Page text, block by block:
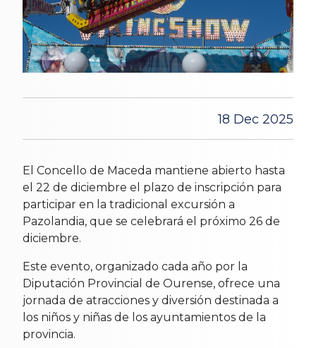
18 Dec 2025
El Concello de Maceda mantiene abierto hasta
el 22 de diciembre el plazo de inscripción para
participar en la tradicional excursión a
Pazolandia, que se celebrará el próximo 26 de
diciembre.
Este evento, organizado cada año por la
Diputación Provincial de Ourense, ofrece una
jornada de atracciones y diversión destinada a
los niños y niñas de los ayuntamientos de la
provincia.